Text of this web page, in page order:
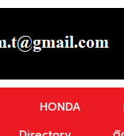
HONDA